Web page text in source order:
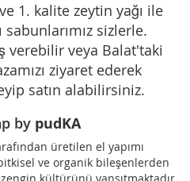
1. kalite zeytin yağı ile
sabunlarımız sizlerle.
verebilir veya Balat'taki
ziyaret ederek
satın alabilirsiniz.
by pudKA
üretilen el yapımı
ve organik bileşenlerden